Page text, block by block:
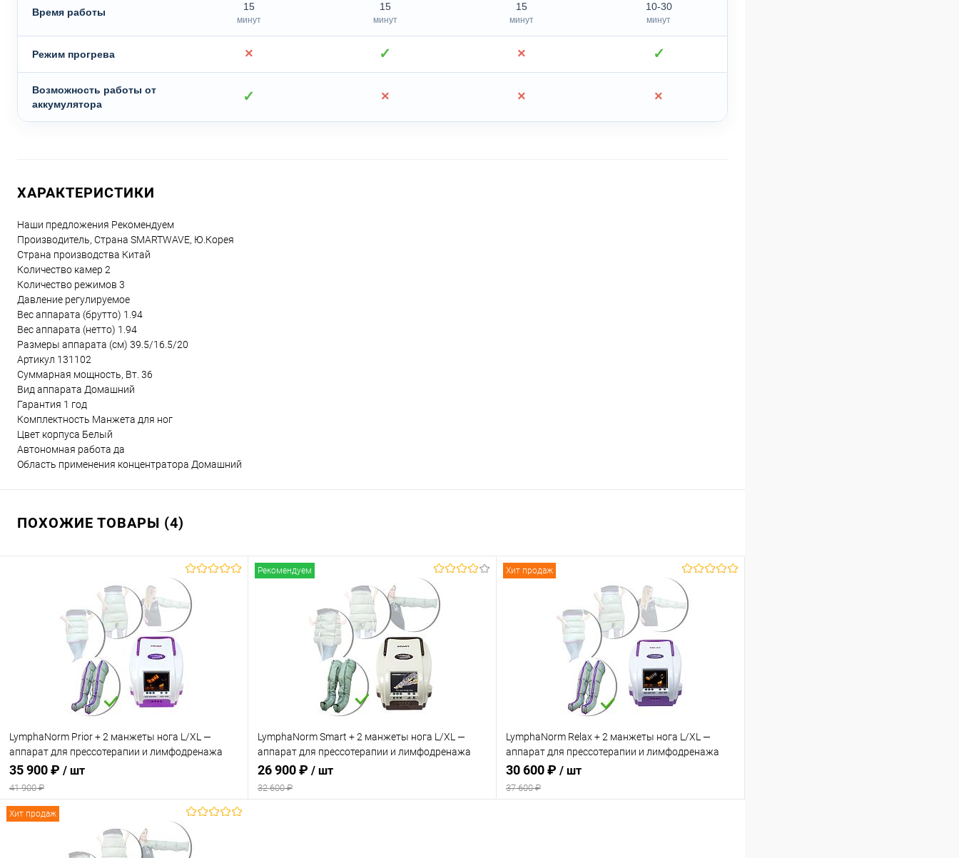
Время работы 15
минут
15
минут
15
минут
10-30
минут
Режим прогрева × ✓ × ✓
Возможность работы от
аккумулятора
✓ × × ×
ХАРАКТЕРИСТИКИ
Наши предложения Рекомендуем
Производитель, Страна SMARTWAVE, Ю.Корея
Страна производства Китай
Количество камер 2
Количество режимов 3
Давление регулируемое
Вес аппарата (брутто) 1.94
Вес аппарата (нетто) 1.94
Размеры аппарата (см) 39.5/16.5/20
Артикул 131102
Суммарная мощность, Вт. 36
Вид аппарата Домашний
Гарантия 1 год
Комплектность Манжета для ног
Цвет корпуса Белый
Автономная работа да
Область применения концентратора Домашний
ПОХОЖИЕ ТОВАРЫ (4)
LymphaNorm Prior + 2 манжеты нога L/XL —
аппарат для прессотерапии и лимфодренажа
для дома
35 900 ₽ / шт
41 900 ₽
В корзину
Рекомендуем
LymphaNorm Smart + 2 манжеты нога L/XL —
аппарат для прессотерапии и лимфодренажа
для дома
26 900 ₽ / шт
32 600 ₽
Хит продаж
LymphaNorm Relax + 2 манжеты нога L/XL —
аппарат для прессотерапии и лимфодренажа
для дома
30 600 ₽ / шт
37 600 ₽
Хит продаж